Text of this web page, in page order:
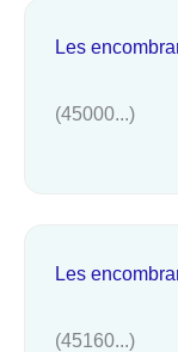
Les
(45000...)
Les
(45160...)